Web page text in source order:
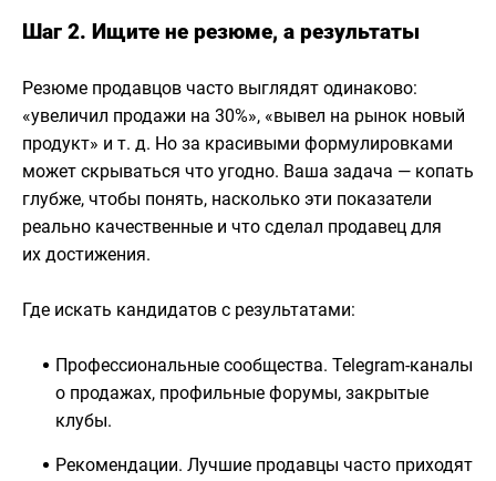
Шаг 2. Ищите не резюме, а результаты
Резюме продавцов часто выглядят одинаково:
«увеличил продажи на 30%», «вывел на рынок новый
продукт» и т. д. Но за красивыми формулировками
может скрываться что угодно. Ваша задача — копать
глубже, чтобы понять, насколько эти показатели
реально качественные и что сделал продавец для
их достижения.
Где искать кандидатов с результатами:
Профессиональные сообщества. Telegram-каналы
о продажах, профильные форумы, закрытые
клубы.
Рекомендации. Лучшие продавцы часто приходят